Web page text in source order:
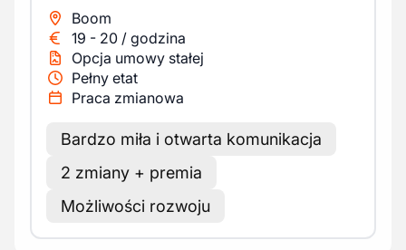
Boom
19 - 20 / godzina
Opcja umowy stałej
Pełny etat
Praca zmianowa
Bardzo miła i otwarta komunikacja
2 zmiany + premia
Możliwości rozwoju